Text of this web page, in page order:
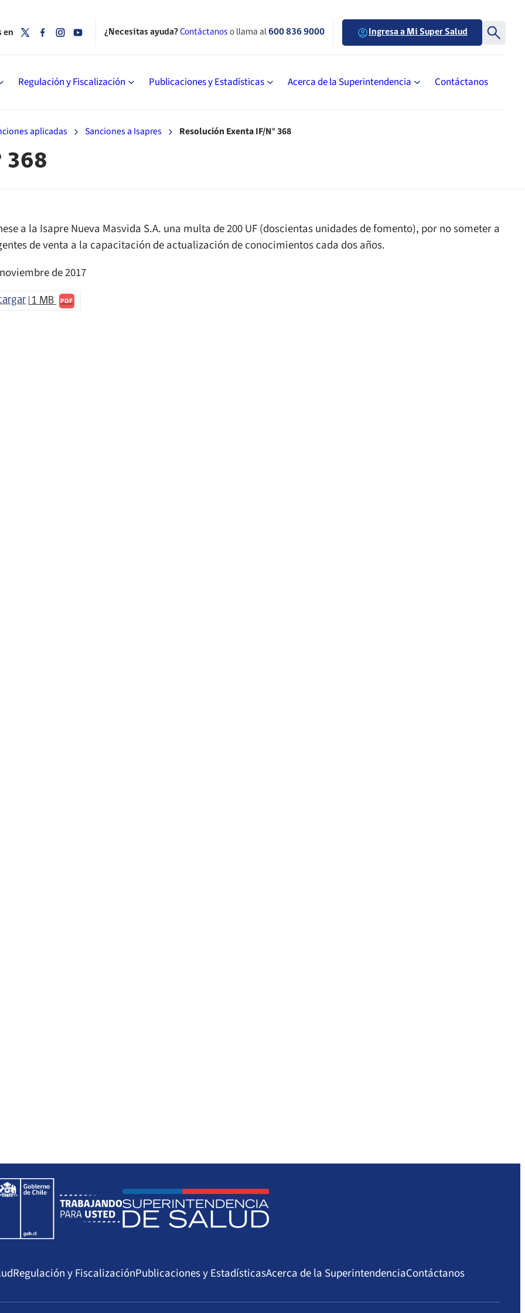
Regulación y Fiscalización Publicaciones y Estadísticas Acerca de la Superintendencia Contáctanos
en ¿Necesitas ayuda?Contáctanos o llama al600 836 9000 Ingresa a Mi Super Salud
aplicadas Sanciones a Isapres Resolución Exenta IF/N° 368
368
a la Isapre Nueva Masvida S.A. una multa de 200 UF (doscientas unidades de fomento), por no someter a
de venta a la capacitación de actualización de conocimientos cada dos años.
de 2017
1 MB PDF
Regulación y FiscalizaciónPublicaciones y EstadísticasAcerca de la SuperintendenciaContáctanos